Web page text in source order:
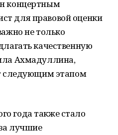
концертным
для правовой оценки
не только
качественную
Ахмадуллина,
следующим этапом
года также стало
лучшие